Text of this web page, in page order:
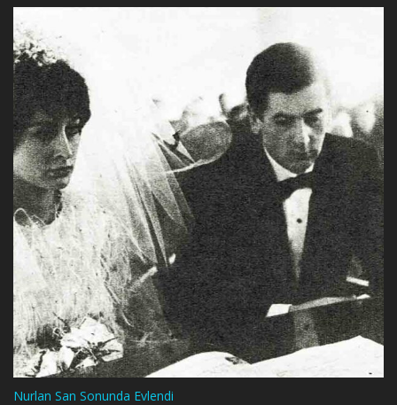
Nurlan San Sonunda Evlendi